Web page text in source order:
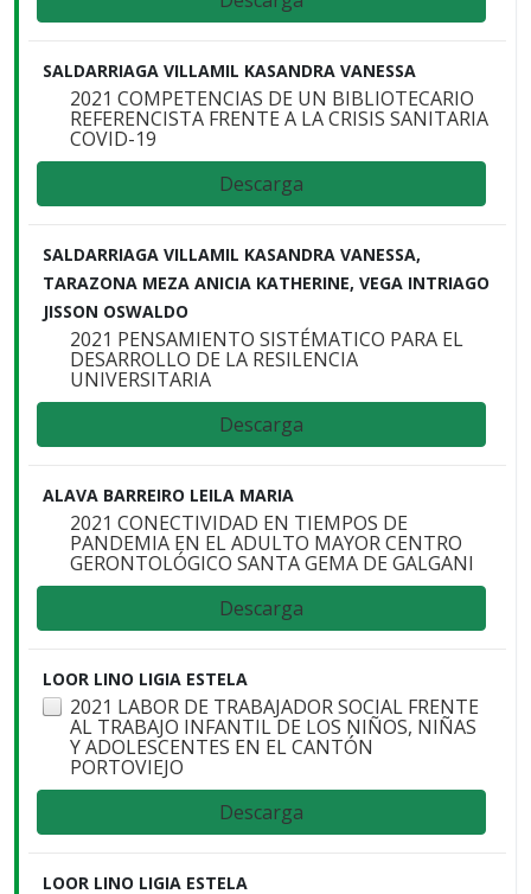
SALDARRIAGA VILLAMIL KASANDRA VANESSA
2021 COMPETENCIAS DE UN BIBLIOTECARIO
REFERENCISTA FRENTE A LA CRISIS SANITARIA
COVID-19
Descarga
SALDARRIAGA VILLAMIL KASANDRA VANESSA,
TARAZONA MEZA ANICIA KATHERINE, VEGA INTRIAGO
JISSON OSWALDO
2021 PENSAMIENTO SISTÉMATICO PARA EL
DESARROLLO DE LA RESILENCIA
UNIVERSITARIA
Descarga
ALAVA BARREIRO LEILA MARIA
2021 CONECTIVIDAD EN TIEMPOS DE
PANDEMIA EN EL ADULTO MAYOR CENTRO
GERONTOLÓGICO SANTA GEMA DE GALGANI
Descarga
LOOR LINO LIGIA ESTELA
2021 LABOR DE TRABAJADOR SOCIAL FRENTE
AL TRABAJO INFANTIL DE LOS NIÑOS, NIÑAS
Y ADOLESCENTES EN EL CANTÓN
PORTOVIEJO
Descarga
LOOR LINO LIGIA ESTELA